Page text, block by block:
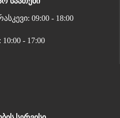
09:00 - 18:00
- 17:00